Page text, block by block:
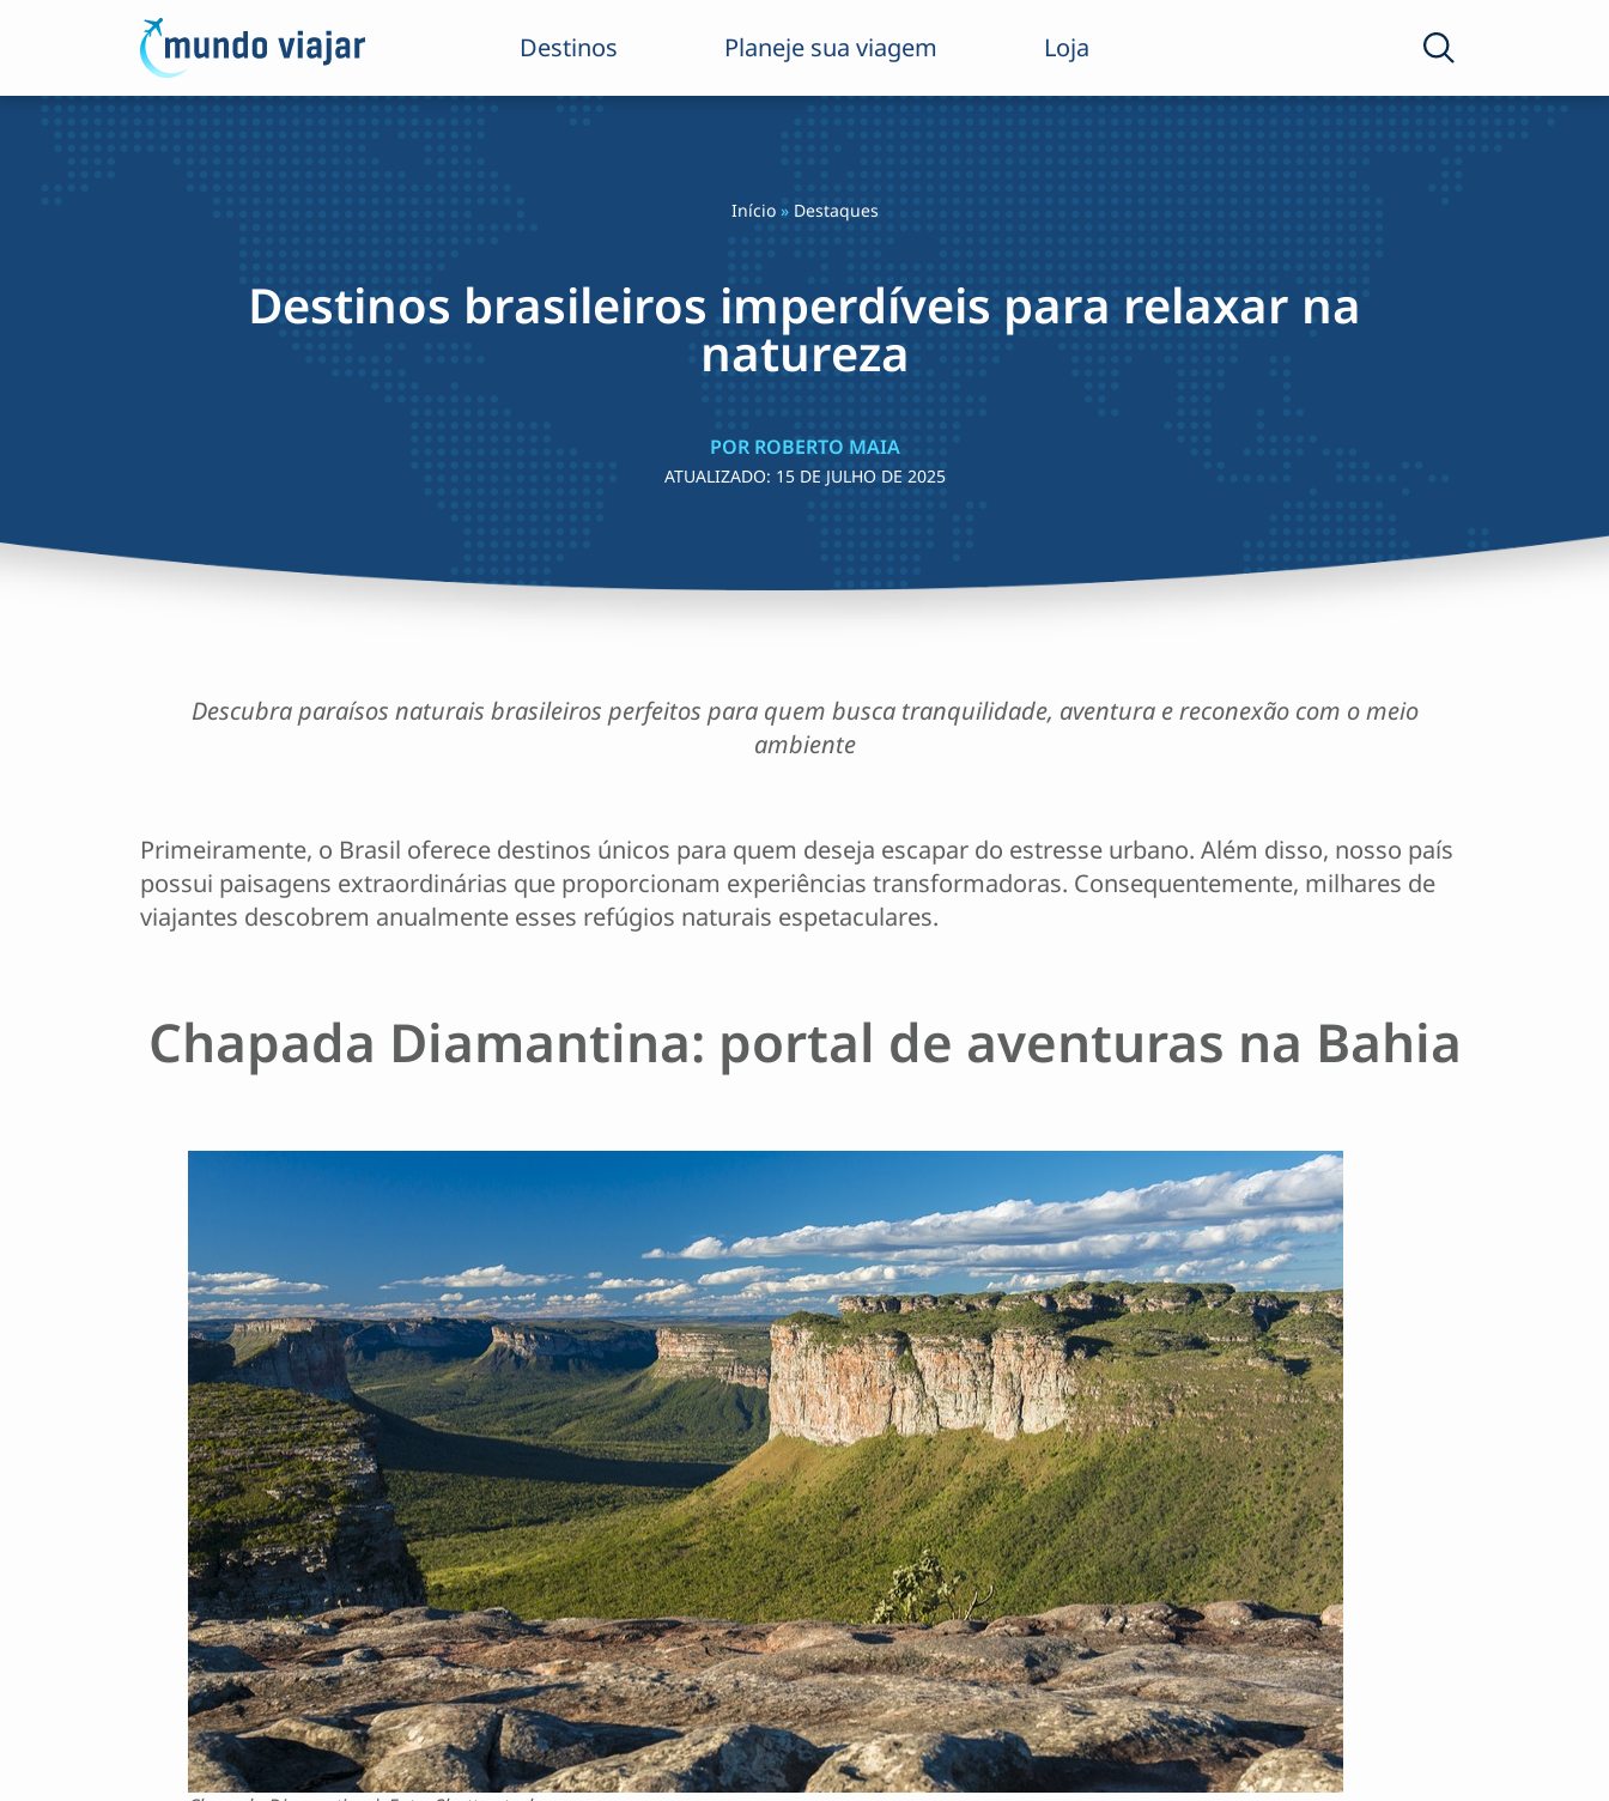
Destinos Planeje sua viagem Loja
Início» Destaques
Destinos brasileiros imperdíveis para relaxar na
natureza
POR ROBERTO MAIA
ATUALIZADO: 15 DE JULHO DE 2025
Descubra paraísos naturais brasileiros perfeitos para quem busca tranquilidade, aventura e reconexão com o meio
ambiente
Primeiramente, o Brasil oferece destinos únicos para quem deseja escapar do estresse urbano. Além disso, nosso país
possui paisagens extraordinárias que proporcionam experiências transformadoras. Consequentemente, milhares de
viajantes descobrem anualmente esses refúgios naturais espetaculares.
Chapada Diamantina: portal de aventuras na Bahia